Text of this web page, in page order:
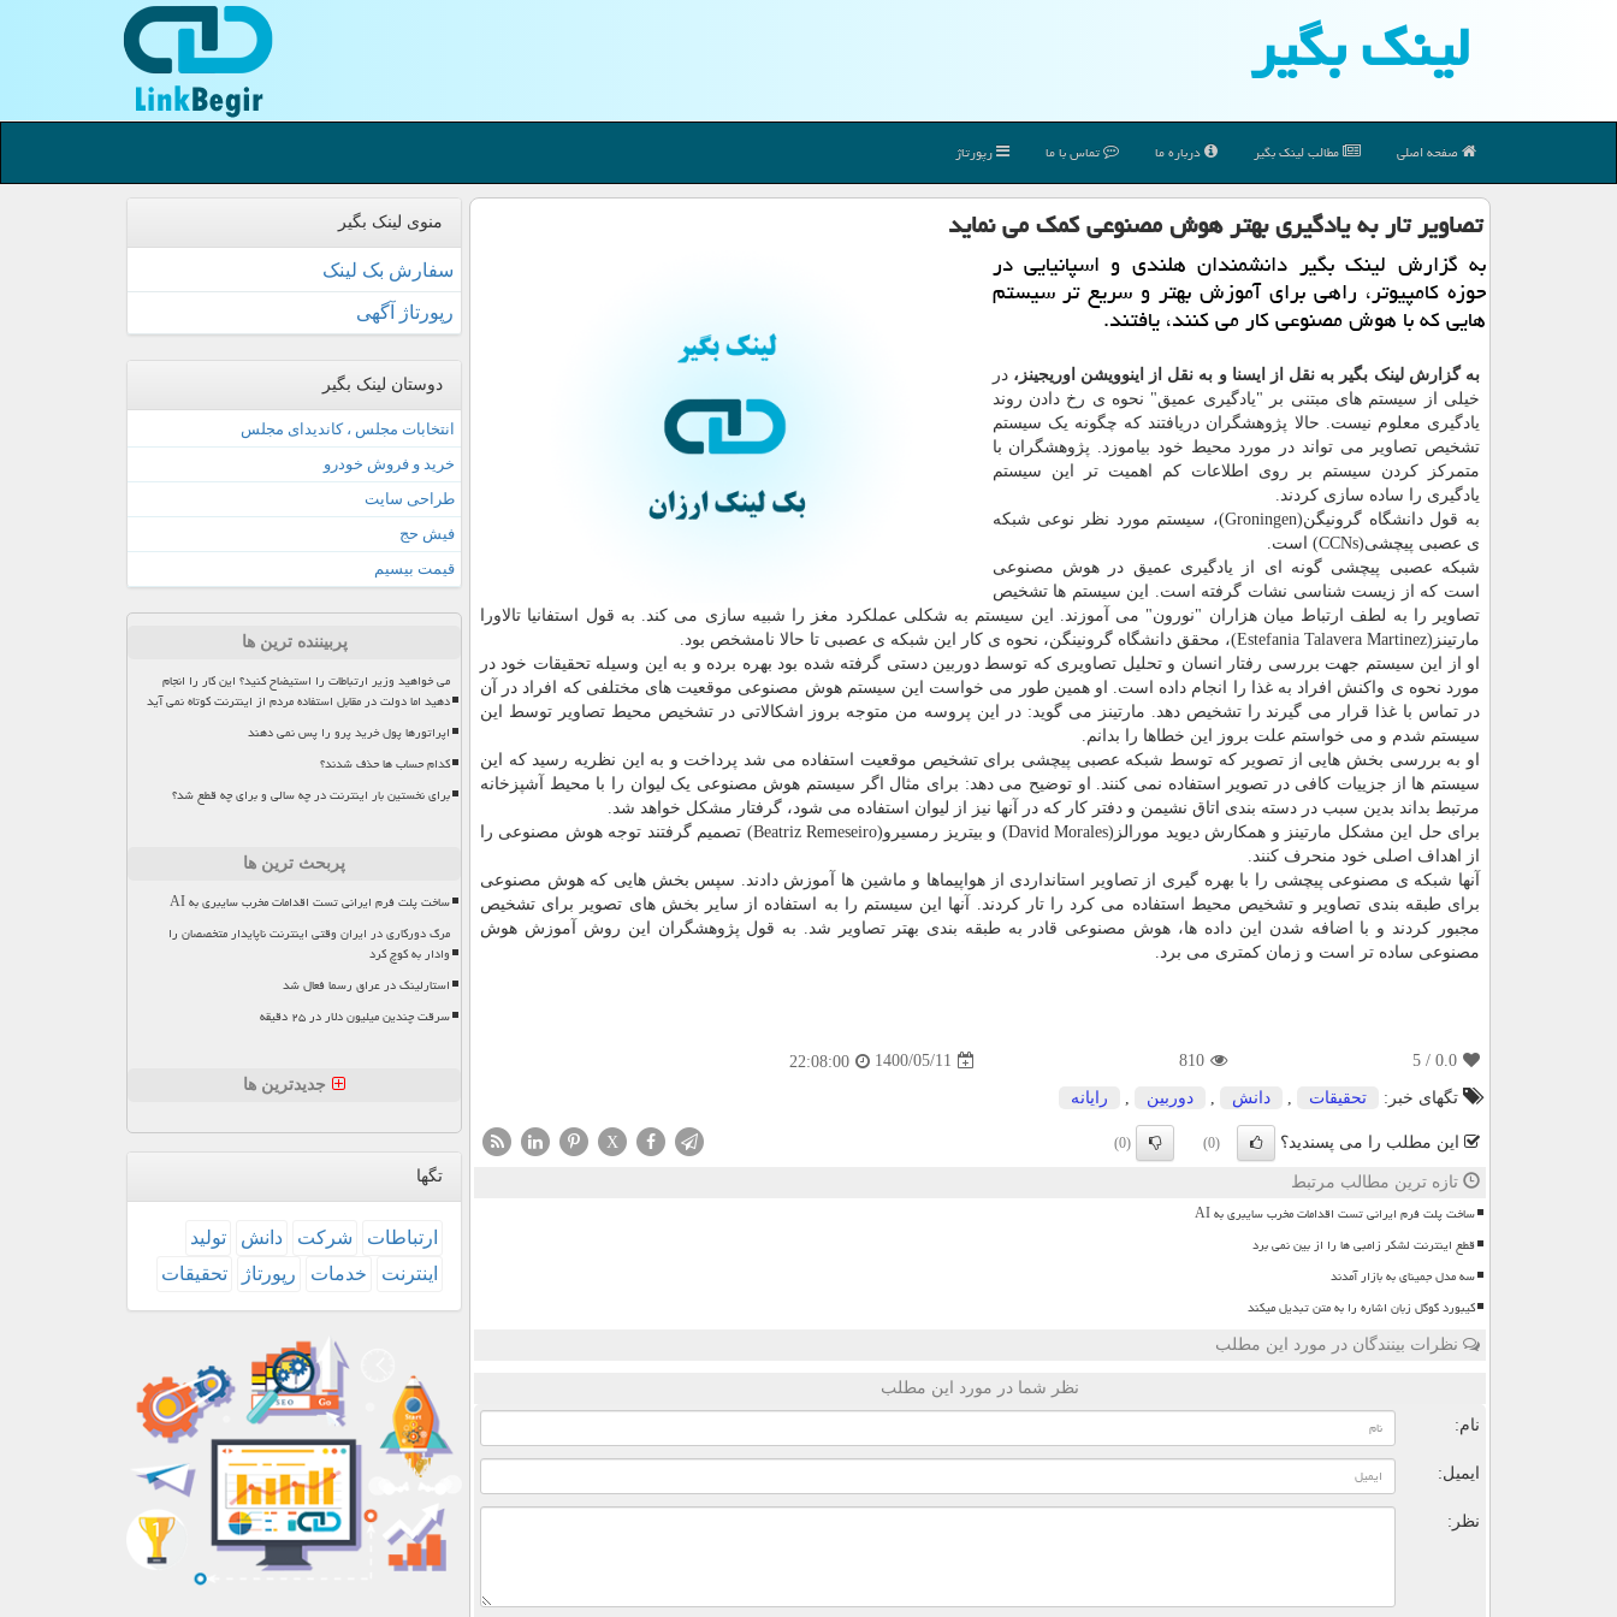
لینك بگیر
صفحه اصلی مطالب لینك بگیر درباره ما تماس با ما رپورتاژ
تصاویر تار به یادگیری بهتر هوش مصنوعی کمک می نماید
به گزارش لینک بگیر دانشمندان هلندی و اسپانیایی در
حوزه کامپیوتر، راهی برای آموزش بهتر و سریع تر سیستم
هایی که با هوش مصنوعی کار می کنند، یافتند.
به گزارش لینک بگیر به نقل از ایسنا و به نقل از اینوویشن اوریجینز،در
خیلی از سیستم های مبتنی بر "یادگیری عمیق" نحوه ی رخ دادن روند
یادگیری معلوم نیست. حالا پژوهشگران دریافتند که چگونه یک سیستم
تشخیص تصاویر می تواند در مورد محیط خود بیاموزد. پژوهشگران با
متمرکز کردن سیستم بر روی اطلاعات کم اهمیت تر این سیستم
یادگیری را ساده سازی کردند.
به قول دانشگاه گرونیگن(Groningen)، سیستم مورد نظر نوعی شبکه
ی عصبی پیچشی(CCNs) است.
شبکه عصبی پیچشی گونه ای از یادگیری عمیق در هوش مصنوعی
است که از زیست شناسی نشات گرفته است. این سیستم ها تشخیص
تصاویر را به لطف ارتباط میان هزاران "نورون" می آموزند. این سیستم به شکلی عملکرد مغز را شبیه سازی می کند. به قول استفانیا تالاورا
مارتینز(Estefania Talavera Martinez)، محقق دانشگاه گرونینگن، نحوه ی کار این شبکه ی عصبی تا حالا نامشخص بود.
او از این سیستم جهت بررسی رفتار انسان و تحلیل تصاویری که توسط دوربین دستی گرفته شده بود بهره برده و به این وسیله تحقیقات خود در
مورد نحوه ی واکنش افراد به غذا را انجام داده است. او همین طور می خواست این سیستم هوش مصنوعی موقعیت های مختلفی که افراد در آن
در تماس با غذا قرار می گیرند را تشخیص دهد. مارتینز می گوید: در این پروسه من متوجه بروز اشکالاتی در تشخیص محیط تصاویر توسط این
سیستم شدم و می خواستم علت بروز این خطاها را بدانم.
او به بررسی بخش هایی از تصویر که توسط شبکه عصبی پیچشی برای تشخیص موقعیت استفاده می شد پرداخت و به این نظریه رسید که این
سیستم ها از جزییات کافی در تصویر استفاده نمی کنند. او توضیح می دهد: برای مثال اگر سیستم هوش مصنوعی یک لیوان را با محیط آشپزخانه
مرتبط بداند بدین سبب در دسته بندی اتاق نشیمن و دفتر کار که در آنها نیز از لیوان استفاده می شود، گرفتار مشکل خواهد شد.
برای حل این مشکل مارتینز و همکارش دیوید مورالز(David Morales) و بیتریز رمسیرو(Beatriz Remeseiro) تصمیم گرفتند توجه هوش مصنوعی را
از اهداف اصلی خود منحرف کنند.
آنها شبکه ی مصنوعی پیچشی را با بهره گیری از تصاویر استانداردی از هواپیماها و ماشین ها آموزش دادند. سپس بخش هایی که هوش مصنوعی
برای طبقه بندی تصاویر و تشخیص محیط استفاده می کرد را تار کردند. آنها این سیستم را به استفاده از سایر بخش های تصویر برای تشخیص
مجبور کردند و با اضافه شدن این داده ها، هوش مصنوعی قادر به طبقه بندی بهتر تصاویر شد. به قول پژوهشگران این روش آموزش هوش
مصنوعی ساده تر است و زمان کمتری می برد.
0.0
/ 5
810
1400/05/11
22:08:00
تگهای خبر:
تحقیقات دانش دوربین رایانه
این مطلب را می پسندید؟ (0)
(0)
X
تازه ترین مطالب مرتبط
ساخت پلت فرم ایرانی تست اقدامات مخرب سایبری به AI
قطع اینترنت لشکر زامبی ها را از بین نمی برد
سه مدل جمینای به بازار آمدند
کیبورد گوگل زبان اشاره را به متن تبدیل میکند
نظرات بینندگان در مورد این مطلب
نظر شما در مورد این مطلب
نام:
ایمیل:
نظر:
منوی لینک بگیر
سفارش بک لینک
رپورتاژ آگهی
دوستان لینک بگیر
انتخابات مجلس ، کاندیدای مجلس
خرید و فروش خودرو
طراحی سایت
فیش حج
قیمت بیسیم
پربیننده ترین ها
می خواهید وزیر ارتباطات را استیضاح کنید؟ این کار را انجام
دهید اما دولت در مقابل استفاده مردم از اینترنت کوتاه نمی آید
اپراتورها پول خرید پرو را پس نمی دهند
کدام حساب ها حذف شدند؟
برای نخستین بار اینترنت در چه سالی و برای چه قطع شد؟
پربحث ترین ها
ساخت پلت فرم ایرانی تست اقدامات مخرب سایبری به AI
مرگ دورکاری در ایران وقتی اینترنت ناپایدار متخصصان را
وادار به کوچ کرد
استارلینک در عراق رسما فعال شد
سرقت چندین میلیون دلار در ۲۵ دقیقه
جدیدترین ها
تگها
ارتباطات شركت دانش
تولید
اینترنت
خدمات رپورتاژ تحقیقات